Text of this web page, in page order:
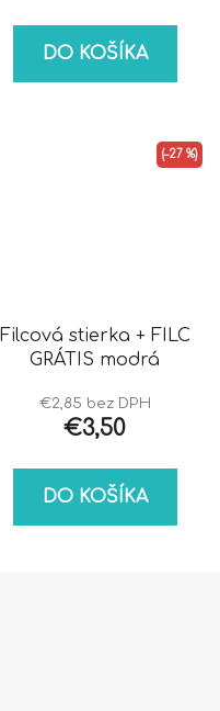
DO KOŠÍKA
Filcová stierka + FILC
GRÁTIS modrá
€2,85 bez DPH
€3,50
(–27 %)
DO KOŠÍKA